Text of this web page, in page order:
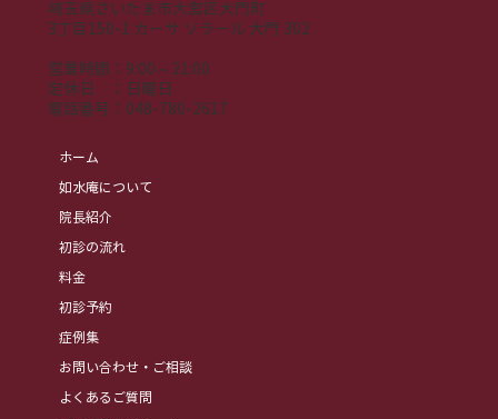
埼玉県さいたま市大宮区大門町
3丁目150-1 カーサ ソラール 大門 302
営業時間：9:00～21:00
​定休日 ：日曜日
​電話番号： 048-780-2617
ホーム
如水庵について
院長紹介
初診の流れ
料金
初診予約
症例集
お問い合わせ・ご相談
よくあるご質問